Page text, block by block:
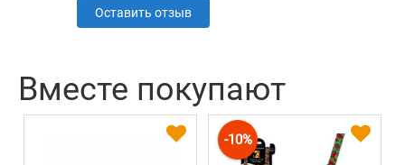
Оставить отзыв
Вместе покупают
-10%